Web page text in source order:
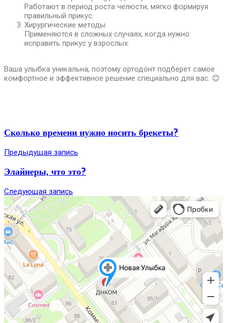
Работают в период роста челюсти, мягко формируя
правильный прикус.
Хирургические методы
Применяются в сложных случаях, когда нужно
исправить прикус у взрослых.
Ваша улыбка уникальна, поэтому ортодонт подберет самое
комфортное и эффективное решение специально для вас. 😊
Сколько времени нужно носить брекеты?
Предыдущая запись
Элайнеры, что это?
Следующая запись